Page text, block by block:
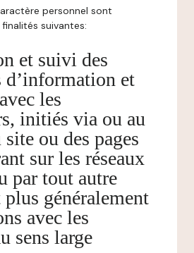
personnel sont
suivantes:
et suivi des
d’information et
les
initiés via ou au
ou des pages
sur les réseaux
par tout autre
généralement
avec les
sens large